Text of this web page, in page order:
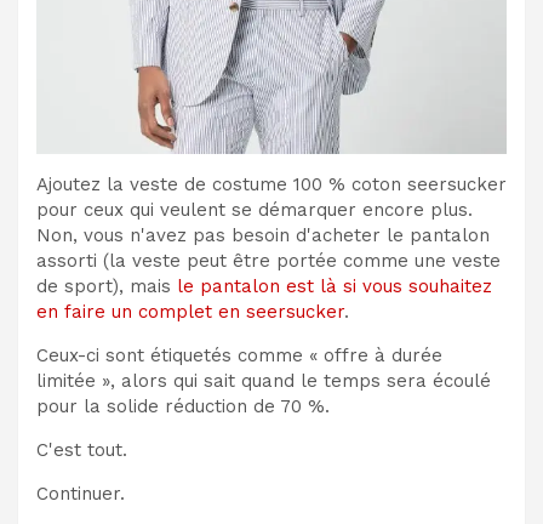
Ajoutez la veste de costume 100 % coton seersucker
pour ceux qui veulent se démarquer encore plus.
Non, vous n'avez pas besoin d'acheter le pantalon
assorti (la veste peut être portée comme une veste
de sport), mais le pantalon est là si vous souhaitez
en faire un complet en seersucker.
Ceux-ci sont étiquetés comme « offre à durée
limitée », alors qui sait quand le temps sera écoulé
pour la solide réduction de 70 %.
C'est tout.
Continuer.